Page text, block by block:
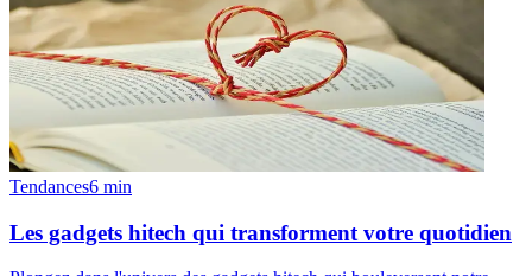
Tendances6 min
Les gadgets hitech qui transforment votre quotidien